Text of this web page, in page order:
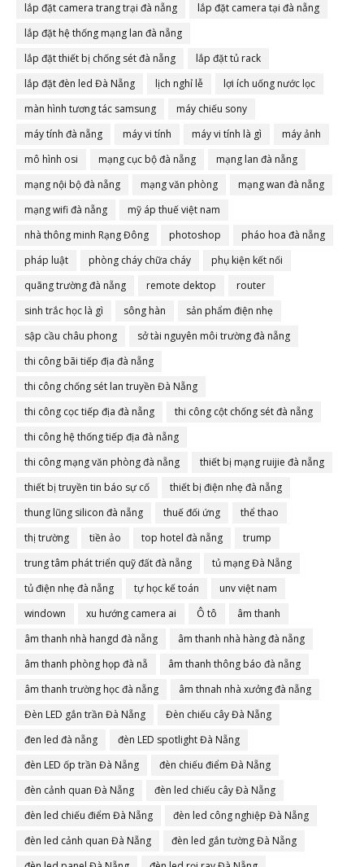
lắp đặt camera trang trại đà nẵng
lắp đặt camera tại đà nẵng
lắp đặt hệ thống mạng lan đà nẵng
lắp đặt thiết bị chống sét đà nẵng
lắp đặt tủ rack
lắp đặt đèn led Đà Nẵng
lịch nghỉ lễ
lợi ích uống nước lọc
màn hình tương tác samsung
máy chiếu sony
máy tính đà nẵng
máy vi tính máy vi tính là gì
máy ảnh
mô hình osi
mạng cục bộ đà nẵng
mạng lan đà nẵng
mạng nội bộ đà nẵng
mạng văn phòng
mạng wan đà nẵng
mạng wifi đà nẵng
mỹ áp thuế việt nam
nhà thông minh Rạng Đông
photoshop
pháo hoa đà nẵng
pháp luật
phòng cháy chữa cháy
phụ kiện kết nối
quãng trường đà nẵng
remote dektop
router
sinh trắc học là gì
sông hàn
sản phẩm điện nhẹ
sập cầu châu phong
sở tài nguyên môi trường đà nẵng
thi công bãi tiếp địa đà nẵng
thi công chống sét lan truyền Đà Nẵng
thi công cọc tiếp địa đà nẵng
thi công cột chống sét đà nẵng
thi công hệ thống tiếp địa đà nẵng
thi công mạng văn phòng đà nẵng
thiết bị mạng ruijie đà nẵng
thiết bị truyền tin báo sự cố
thiết bị điện nhẹ đà nẵng
thung lũng silicon đà nẵng
thuế đối ứng
thể thao
thị trường
tiền ảo top hotel đà nẵng
trump
trung tâm phát triển quỹ đất đà nẵng
tủ mạng Đà Nẵng
tủ điện nhẹ đà nẵng
tự học kế toán
unv việt nam
windown
xu hướng camera ai Ô tô
âm thanh
âm thanh nhà hangd đà nẵng
âm thanh nhà hàng đà nẵng
âm thanh phòng họp đà nẵ
âm thanh thông báo đà nẵng
âm thanh trường học đà nẵng
âm thnah nhà xưởng đà nẵng
Đèn LED gắn trần Đà Nẵng
Đèn chiếu cây Đà Nẵng
đen led đà nẵng
đèn LED spotlight Đà Nẵng
đèn LED ốp trần Đà Nẵng
đèn chiếu điểm Đà Nẵng
đèn cảnh quan Đà Nẵng
đèn led chiếu cây Đà Nẵng
đèn led chiếu điểm Đà Nẵng
đèn led công nghiệp Đà Nẵng
đèn led cảnh quan Đà Nẵng
đèn led gắn tường Đà Nẵng